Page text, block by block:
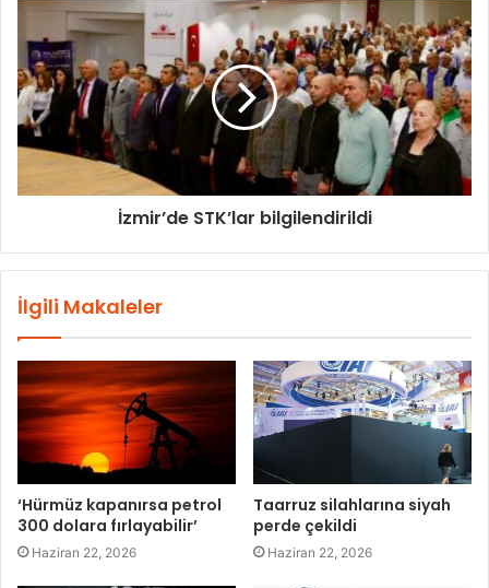
İzmir’de STK’lar bilgilendirildi
İlgili Makaleler
‘Hürmüz kapanırsa petrol
300 dolara fırlayabilir’
Haziran 22, 2026
Taarruz silahlarına siyah
perde çekildi
Haziran 22, 2026